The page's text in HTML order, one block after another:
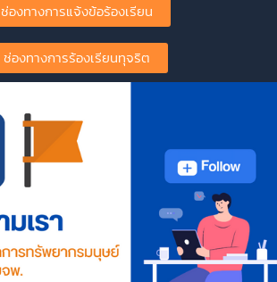
ช่องทางการแจ้งข้อร้องเรียน
ช่องทางการร้องเรียนทุจริต